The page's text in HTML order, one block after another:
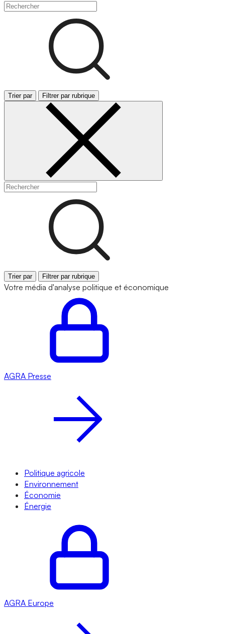
Trier par Filtrer par rubrique
Trier par Filtrer par rubrique
Votre média d'analyse politique et économique
AGRA Presse
Politique agricole
Environnement
Économie
Énergie
AGRA Europe